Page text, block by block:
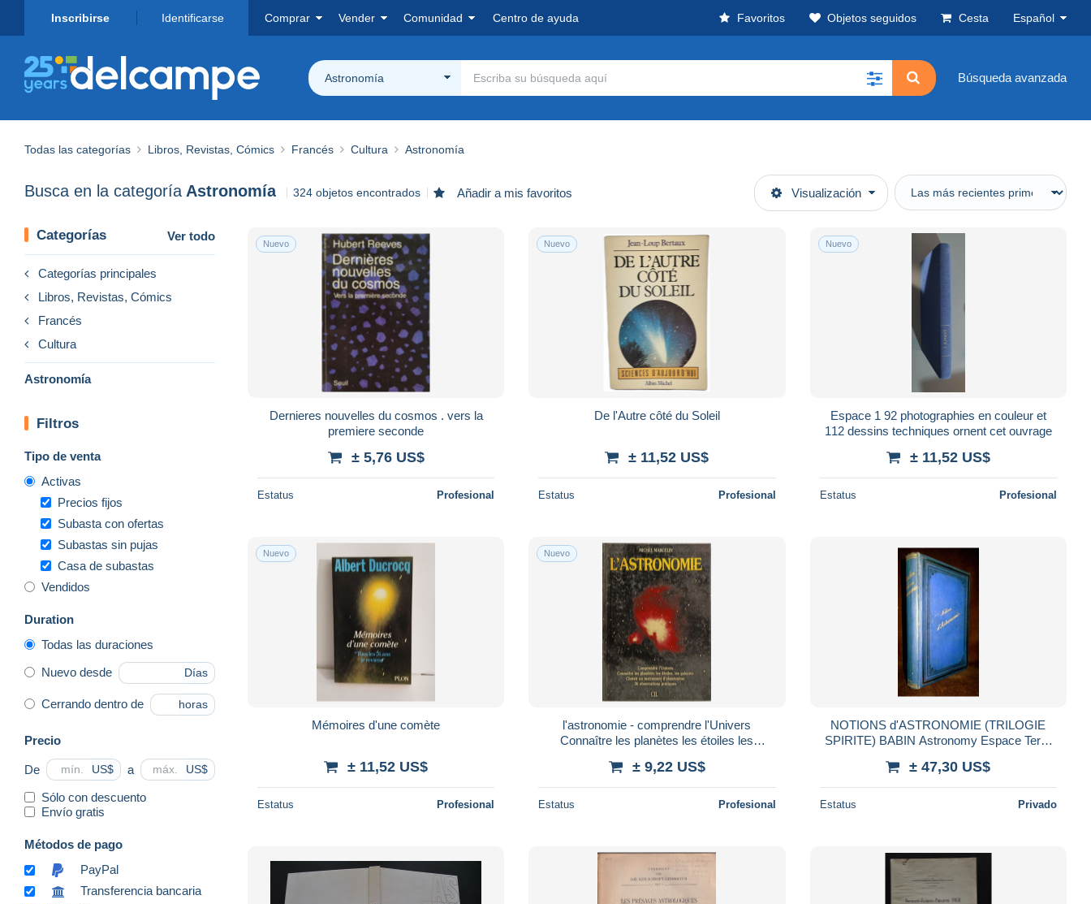
Inscribirse Identificarse Comprar Vender Comunidad Centro de ayuda Favoritos Objetos seguidos Cesta Español
Astronomía Búsqueda avanzada
Todas las categorías Libros, Revistas, Cómics Francés Cultura Astronomía
Busca en la categoría Astronomía 324 objetos encontrados Añadir a mis favoritos Visualización
Categorías Ver todo
Categorías principales
Libros, Revistas, Cómics
Francés
Cultura
Astronomía
Filtros
Tipo de venta
Activas
Precios fijos
Subasta con ofertas
Subastas sin pujas
Casa de subastas
Vendidos
Duration
Todas las duraciones
Nuevo desde Días
Cerrando dentro de horas
Precio
De US$ a US$
Sólo con descuento
Envío gratis
Métodos de pago
PayPal
Transferencia bancaria
Nuevo
Dernieres nouvelles du cosmos . vers la
premiere seconde
± 5,76 US$
Estatus Profesional
Nuevo
De l'Autre côté du Soleil
± 11,52 US$
Estatus Profesional
Nuevo
Espace 1 92 photographies en couleur et
112 dessins techniques ornent cet ouvrage
± 11,52 US$
Estatus Profesional
Nuevo
Mémoires d'une comète
± 11,52 US$
Estatus Profesional
Nuevo
l'astronomie - comprendre l'Univers
Connaître les planètes les étoiles les
± 9,22 US$
Estatus Profesional
NOTIONS d'ASTRONOMIE (TRILOGIE
SPIRITE) BABIN Astronomy Espace Terre
1878 !
± 47,30 US$
Estatus Privado